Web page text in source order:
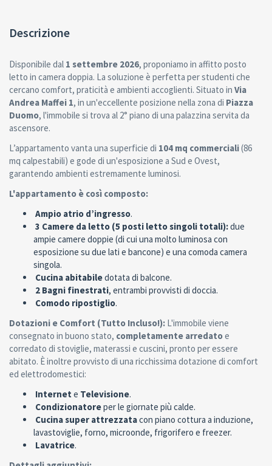
Descrizione
Disponibile dal 1 settembre 2026, proponiamo in affitto posto
letto in camera doppia. La soluzione è perfetta per studenti che
cercano comfort, praticità e ambienti accoglienti. Situato in Via
Andrea Maffei 1, in un'eccellente posizione nella zona di Piazza
Duomo, l'immobile si trova al 2° piano di una palazzina servita da
ascensore.
L’appartamento vanta una superficie di 104 mq commerciali(86
mq calpestabili) e gode di un'esposizione a Sud e Ovest,
garantendo ambienti estremamente luminosi.
L'appartamento è così composto:
Ampio atrio d’ingresso.
3 Camere da letto (5 posti letto singoli totali):due
ampie camere doppie (di cui una molto luminosa con
esposizione su due lati e bancone) e una comoda camera
singola.
Cucina abitabiledotata di balcone.
2 Bagni finestrati, entrambi provvisti di doccia.
Comodo ripostiglio.
Dotazioni e Comfort (Tutto Incluso!): L'immobile viene
consegnato in buono stato, completamente arredatoe
corredato di stoviglie, materassi e cuscini, pronto per essere
abitato. È inoltre provvisto di una ricchissima dotazione di comfort
ed elettrodomestici:
Internet e Televisione.
Condizionatoreper le giornate più calde.
Cucina super attrezzatacon piano cottura a induzione,
lavastoviglie, forno, microonde, frigorifero e freezer.
Lavatrice.